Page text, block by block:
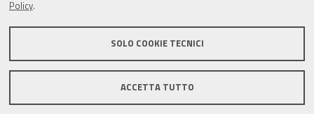
Policy
SOLO COOKIE TECNICI
ACCETTA TUTTO
Informativa generale
Informative privacy